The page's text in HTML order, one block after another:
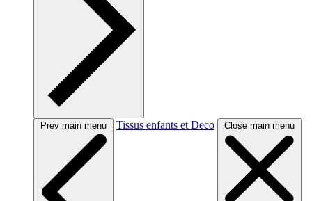
Prev main menu Tissus enfants et Deco Close main menu